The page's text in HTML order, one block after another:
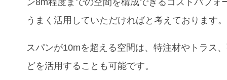
うまく活用していただければと考えております。
スパンが10mを超える空間は、特注材やトラス
どを活用することも可能です。